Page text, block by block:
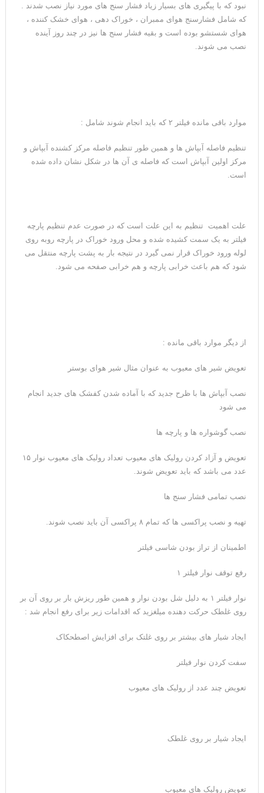
نبود که با پیگیری های بسیار زیاد فشار سنج های مورد نیاز نصب شدند .
که شامل فشارسنج هوای ممبران ، خوراک دهی ، هوای خشک کننده ،
هوای شستشو بوده است و بقیه فشار سنج ها نیز در چند روز آینده
نصب می شوند.
موارد باقی مانده فیلتر ۲ که باید انجام شوند شامل :
تنظیم فاصله آبپاش ها و همین طور تنظیم فاصله مرکز کشنده آبپاش و
مرکز اولین آبپاش است که فاصله ی آن ها در شکل نشان داده شده
است.
علت اهمیت تنظیم به این علت است که در صورت عدم تنظیم پارچه
فیلتر به یک سمت کشیده شده و محل ورود خوراک در پارچه روبه روی
لوله ورود خوراک قرار نمی گیرد در نتیجه بار به پشت پارچه منتقل می
شود که هم باعث خرابی پارچه و هم خرابی صفحه می شود.
از دیگر موارد باقی مانده :
تعویض شیر های معیوب به عنوان مثال شیر هوای بوستر
نصب آبپاش ها با ظرح جدید که با آماده شدن کفشک های جدید انجام
می شود
نصب گوشواره ها و پارچه ها
تعویض و آزاد کردن رولیک های معیوب تعداد رولیک های معیوب نوار ۱۵
عدد می باشد که باید تعویض شوند.
نصب تمامی فشار سنج ها
تهیه و نصب پراکسی ها که تمام ۸ پراکسی آن باید نصب شوند.
اطمینان از تراز بودن شاسی فیلتر
رفع توقف نوار فیلتر ۱
نوار فیلتر ۱ به دلیل شل بودن نوار و همین طور ریزش بار بر روی آن بر
روی غلطک حرکت دهنده میلغزید که اقدامات زیر برای رفع انجام شد :
ایجاد شیار های بیشتر بر روی غلتک برای افزایش اصطحکاک
سفت کردن نوار فیلتر
تعویض چند عدد از رولیک های معیوب
ایجاد شیار بر روی غلطک
تعویض رولیک های معیوب